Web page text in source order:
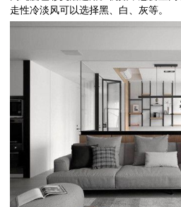
走性冷淡风可以选择黑、白、灰等。